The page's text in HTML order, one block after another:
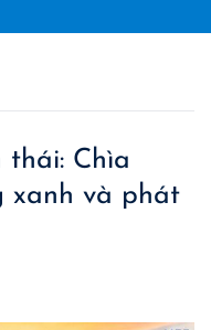
thái: Chìa
xanh và phát